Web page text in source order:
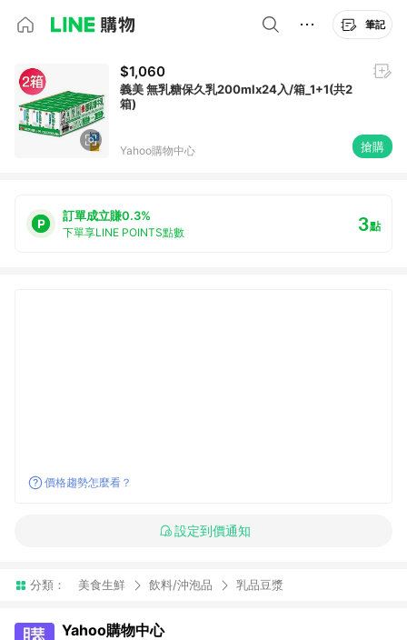
筆記
$1,060
義美 無乳糖保久乳200mlx24入/箱_1+1(共2
箱)
Yahoo購物中心 搶購
訂單成立賺0.3%
下單享LINE POINTS點數 3點
價格趨勢怎麼看？
設定到價通知
分類： 美食生鮮 飲料/沖泡品 乳品豆漿
Yahoo購物中心